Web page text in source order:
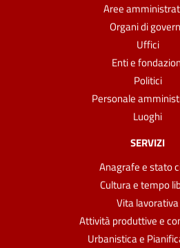
Aree
Organi di
Uffici
Enti e
Politici
Personale
Luoghi
SERVIZI
Anagrafe e stato
Cultura e tempo
Vita lavorativa
Attività produttive e
Urbanistica e